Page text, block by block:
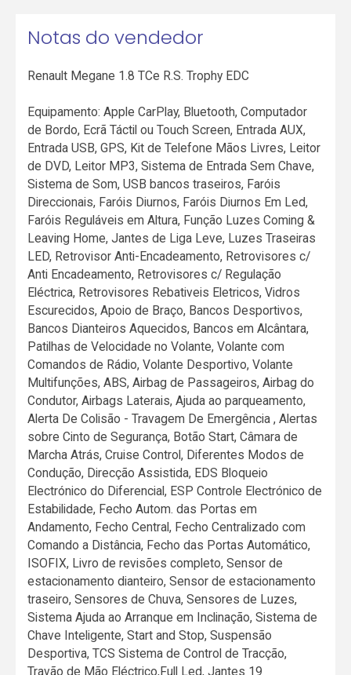
Notas do vendedor
Renault Megane 1.8 TCe R.S. Trophy EDC
Equipamento: Apple CarPlay, Bluetooth, Computador
de Bordo, Ecrã Táctil ou Touch Screen, Entrada AUX,
Entrada USB, GPS, Kit de Telefone Mãos Livres, Leitor
de DVD, Leitor MP3, Sistema de Entrada Sem Chave,
Sistema de Som, USB bancos traseiros, Faróis
Direccionais, Faróis Diurnos, Faróis Diurnos Em Led,
Faróis Reguláveis em Altura, Função Luzes Coming &
Leaving Home, Jantes de Liga Leve, Luzes Traseiras
LED, Retrovisor Anti-Encadeamento, Retrovisores c/
Anti Encadeamento, Retrovisores c/ Regulação
Eléctrica, Retrovisores Rebativeis Eletricos, Vidros
Escurecidos, Apoio de Braço, Bancos Desportivos,
Bancos Dianteiros Aquecidos, Bancos em Alcântara,
Patilhas de Velocidade no Volante, Volante com
Comandos de Rádio, Volante Desportivo, Volante
Multifunções, ABS, Airbag de Passageiros, Airbag do
Condutor, Airbags Laterais, Ajuda ao parqueamento,
Alerta De Colisão - Travagem De Emergência , Alertas
sobre Cinto de Segurança, Botão Start, Câmara de
Marcha Atrás, Cruise Control, Diferentes Modos de
Condução, Direcção Assistida, EDS Bloqueio
Electrónico do Diferencial, ESP Controle Electrónico de
Estabilidade, Fecho Autom. das Portas em
Andamento, Fecho Central, Fecho Centralizado com
Comando a Distância, Fecho das Portas Automático,
ISOFIX, Livro de revisões completo, Sensor de
estacionamento dianteiro, Sensor de estacionamento
traseiro, Sensores de Chuva, Sensores de Luzes,
Sistema Ajuda ao Arranque em Inclinação, Sistema de
Chave Inteligente, Start and Stop, Suspensão
Desportiva, TCS Sistema de Control de Tracção,
Travão de Mão Eléctrico,Full Led, Jantes 19